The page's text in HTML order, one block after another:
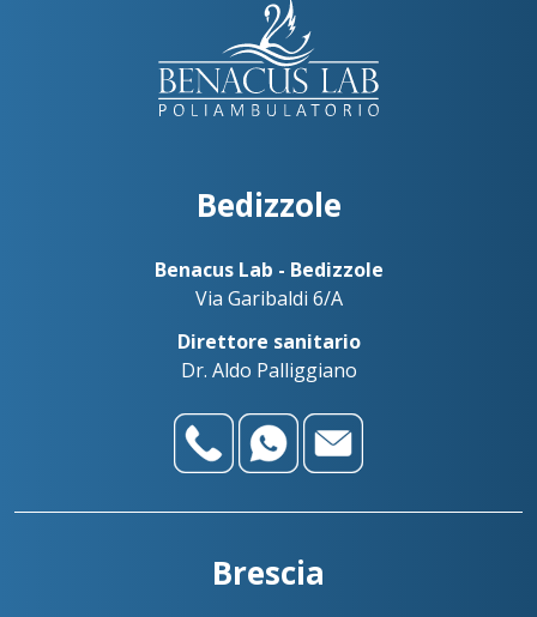
Bedizzole
Benacus Lab - Bedizzole
Via Garibaldi 6/A
Direttore sanitario
Dr. Aldo Palliggiano
Brescia